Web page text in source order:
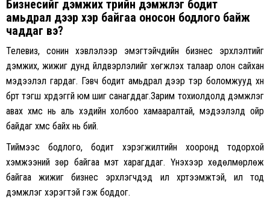
Бизнесийг дэмжих төрийн дэмжлэг бодит
амьдрал дээр хэр байгаа оносон бодлого байж
чаддаг вэ?
Телевиз, сонин хэвлэлээр эмэгтэйчүүдийн бизнес эрхлэлтийг
дэмжих, жижиг дунд үйлдвэрлэлийг хөгжүүлэх талаар олон сайхан
мэдээлэл гардаг. Гэвч бодит амьдрал дээр тэр боломжууд хүн
бүрт тэгш хүрдэггүй юм шиг санагддаг.Зарим тохиолдолд дэмжлэг
авах хүмүүс нь аль хэдийн холбоо хамааралтай, мэдээлэлд ойр
байдаг хүмүүс байх нь бий.
Тиймээс бодлого, бодит хэрэгжилтийн хооронд тодорхой
хэмжээний зөрүү байгаа мэт харагддаг. Үнэхээр хөдөлмөрлөж
байгаа жижиг бизнес эрхлэгчдэд илүү хүртээмжтэй, ил тод
дэмжлэг хэрэгтэй гэж боддог.